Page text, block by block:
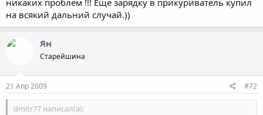
на всякий дальний случай.))
Ян
Старейшина
21 Апр 2009 #72
dmitr77 написал(а):